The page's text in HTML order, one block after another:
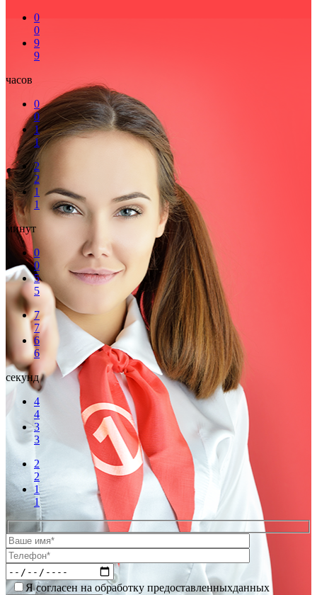
0
0
9
9
часов
0
0
1
1
2
2
1
1
минут
0
0
5
5
7
7
6
6
секунд
4
4
3
3
2
2
1
1
Я согласен на обработку предоставленныхданных